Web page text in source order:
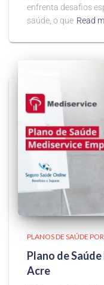
enfrenta desafios
saúde, o que Read
PLANOS DE SAÚDE
Plano de
Acre